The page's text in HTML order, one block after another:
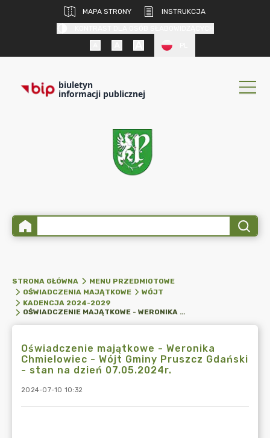
MAPA STRONY
INSTRUKCJA
biuletyn
informacji publicznej
STRONA GŁÓWNA
MENU PRZEDMIOTOWE
OŚWIADCZENIA MAJĄTKOWE
WÓJT
KADENCJA 2024-2029
OŚWIADCZENIE MAJĄTKOWE - WERONIKA CHMIELOWIEC - WÓJT GMINY PRUSZCZ GDAŃSKI - STAN NA DZIEŃ 07.05.2024R.
Oświadczenie majątkowe - Weronika
Chmielowiec - Wójt Gminy Pruszcz Gdański
- stan na dzień 07.05.2024r.
2024-07-10 10:32